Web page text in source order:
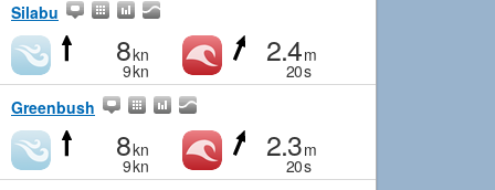
Silabu
8kn
9kn
2.4m
20s
Greenbush
8kn
9kn
2.3m
20s